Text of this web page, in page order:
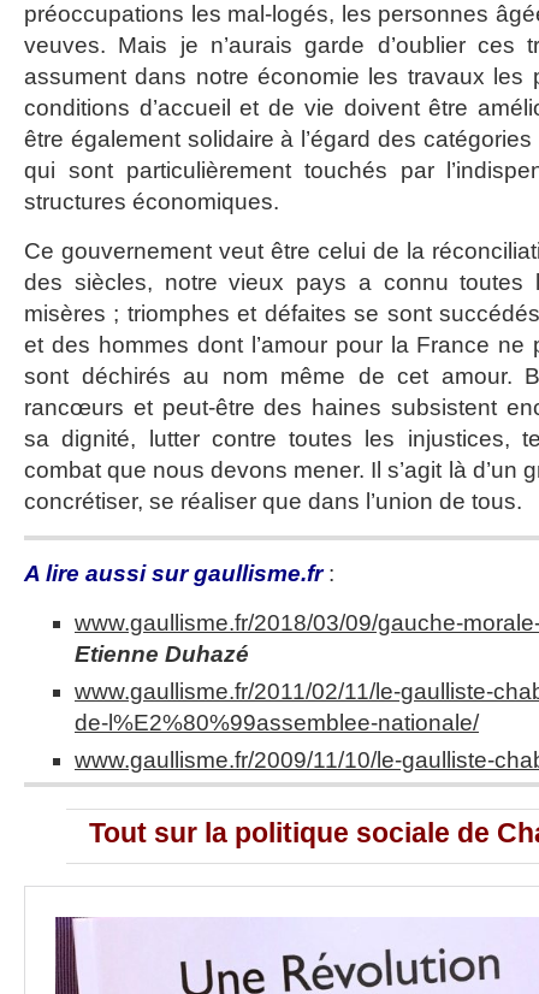
préoccupations les mal-logés, les personnes
veuves. Mais je n’aurais garde d’oublier ces
assument dans notre économie les travaux les
conditions d’accueil et de vie doivent être
être également solidaire à l’égard des
qui sont particulièrement touchés par
structures économiques.
Ce gouvernement veut être celui de la
des siècles, notre vieux pays a connu toutes
misères ; triomphes et défaites se sont
et des hommes dont l’amour pour la France ne
sont déchirés au nom même de cet amour.
rancœurs et peut-être des haines subsistent
sa dignité, lutter contre toutes les injustices,
combat que nous devons mener. Il s’agit là d’un
concrétiser, se réaliser que dans l’union de tous.
A lire aussi sur gaullisme.fr:
www.gaullisme.fr/2018/03/09/gauche-
Etienne Duhazé
www.gaullisme.fr/2011/02/11/le-gaulliste-
de-l%E2%80%99assemblee-nationale/
www.gaullisme.fr/2009/11/10/le-gaulliste-
Tout sur la politique sociale de